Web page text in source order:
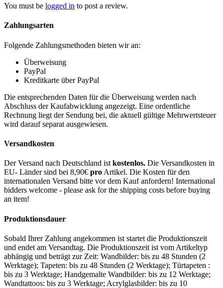
You must be logged in to post a review.
Zahlungsarten
Folgende Zahlungsmethoden bieten wir an:
Überweisung
PayPal
Kreditkarte über PayPal
Die entsprechenden Daten für die Überweisung werden nach
Abschluss der Kaufabwicklung angezeigt. Eine ordentliche
Rechnung liegt der Sendung bei, die aktuell gültige Mehrwertsteuer
wird darauf separat ausgewiesen.
Versandkosten
Der Versand nach Deutschland ist kostenlos. Die Versandkosten in
EU- Länder sind bei 8,90€ pro Artikel. Die Kosten für den
internationalen Versand bitte vor dem Kauf anfordern! International
bidders welcome - please ask for the shipping costs before buying
an item!
Produktionsdauer
Sobald Ihrer Zahlung angekommen ist startet die Produktionszeit
und endet am Versandtag. Die Produktionszeit ist vom Artikeltyp
abhängig und beträgt zur Zeit: Wandbilder: bis zu 48 Stunden (2
Werktage); Tapeten: bis zu 48 Stunden (2 Werktage); Türtapeten :
bis zu 3 Werktage; Handgemalte Wandbilder: bis zu 12 Werktage;
Wandtattoos: bis zu 3 Werktage; Acrylglasbilder: bis zu 10